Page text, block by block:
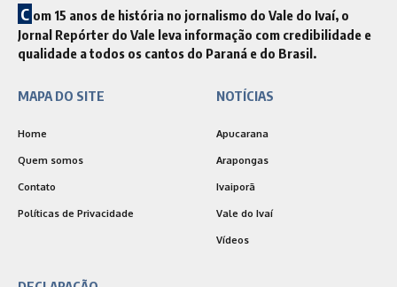
C om 15 anos de história no jornalismo do Vale do Ivaí, o
Jornal Repórter do Vale leva informação com credibilidade e
qualidade a todos os cantos do Paraná e do Brasil.
MAPA DO SITE
Home
Quem somos
Contato
Políticas de Privacidade
NOTÍCIAS
Apucarana
Arapongas
Ivaiporã
Vale do Ivaí
Vídeos